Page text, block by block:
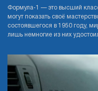
Формула-1 — это высший
могут показать своё
состоявшегося в 1950 году,
лишь немногие из них